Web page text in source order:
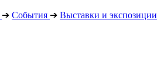
➔ События ➔ Выставки и экспозиции